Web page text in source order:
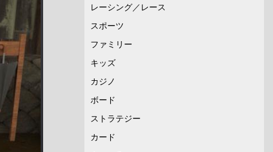
レーシング／レース
スポーツ
ファミリー
キッズ
カジノ
ボード
ストラテジー
カード